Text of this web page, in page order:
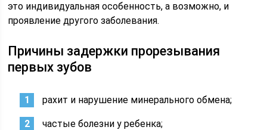
это индивидуальная особенность, а возможно, и
проявление другого заболевания.
Причины задержки прорезывания
первых зубов
рахит и нарушение минерального обмена;
частые болезни у ребенка;